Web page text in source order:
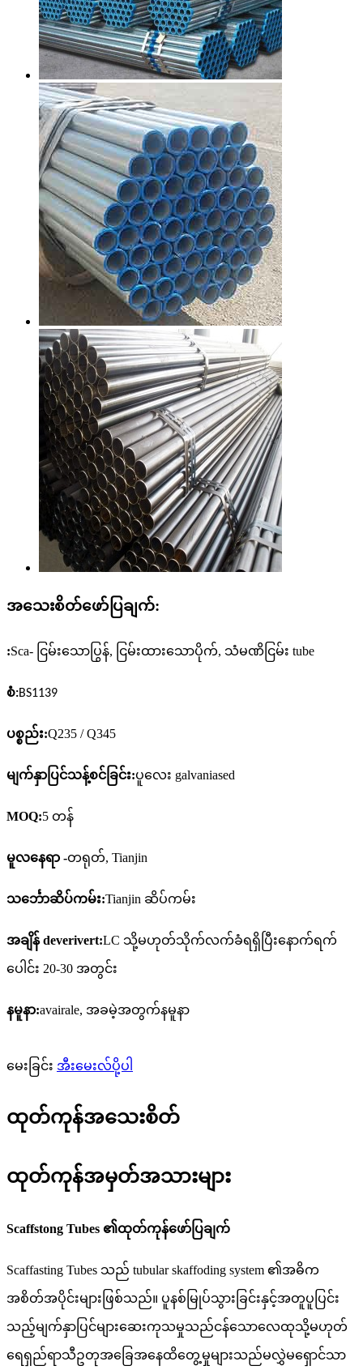
အသေးစိတ်ဖော်ပြချက်:
:Sca- ငြမ်းသောပြွန်, ငြမ်းထားသောပိုက်, သံမဏိငြမ်း tube
စံ:BS1139
ပစ္စည်း:Q235 / Q345
မျက်နှာပြင်သန့်စင်ခြင်း:ပူလေး galvaniased
MOQ:5 တန်
မူလနေရာ -တရုတ်, Tianjin
သင်္ဘောဆိပ်ကမ်း:Tianjin ဆိပ်ကမ်း
အချိန် deverivert:LC သို့မဟုတ်သိုက်လက်ခံရရှိပြီးနောက်ရက်
ပေါင်း 20-30 အတွင်း
နမူနာ:avairale, အခမဲ့အတွက်နမူနာ
မေးခြင်း အီးမေးလ်ပို့ပါ
ထုတ်ကုန်အသေးစိတ်
ထုတ်ကုန်အမှတ်အသားများ
Scaffstong Tubes ၏ထုတ်ကုန်ဖော်ပြချက်
Scaffasting Tubes သည် tubular skaffoding system ၏အဓိက
အစိတ်အပိုင်းများဖြစ်သည်။ ပူနစ်မြုပ်သွားခြင်းနှင့်အတူပူပြင်း
သည့်မျက်နှာပြင်များဆေးကုသမှုသည်ငန်သောလေထုသို့မဟုတ်
ရေရှည်ရာသီဥတုအခြေအနေထိတွေ့မှုများသည်မလွှဲမရှောင်သာ